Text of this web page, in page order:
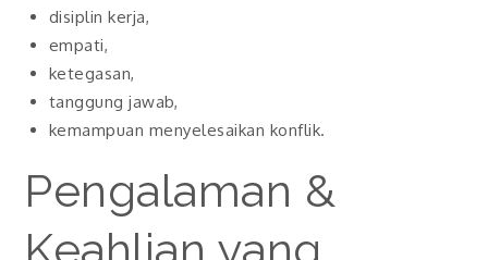
disiplin kerja,
empati,
ketegasan,
tanggung jawab,
kemampuan menyelesaikan konflik.
Pengalaman &
Keahlian yang